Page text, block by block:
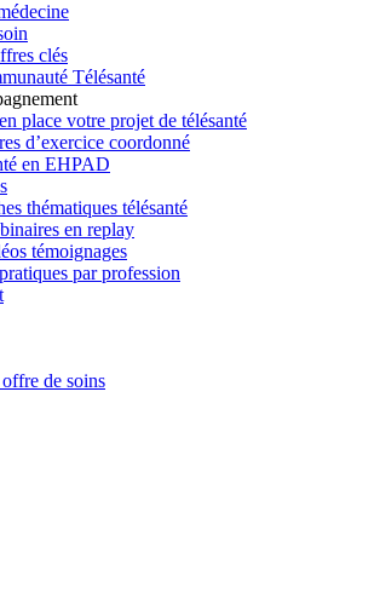
clés
Télésanté
place votre projet de télésanté
d’exercice coordonné
en EHPAD
thématiques télésanté
en replay
témoignages
par profession
de soins